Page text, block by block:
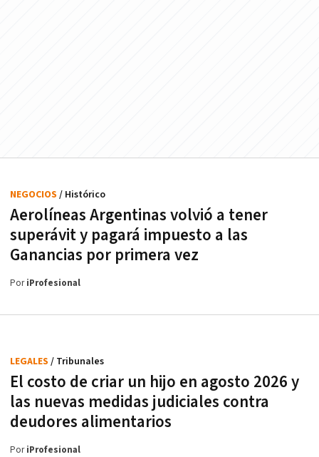
Aerolíneas Argentinas volvió a tener
superávit y pagará impuesto a las
Ganancias por primera vez
NEGOCIOS / Histórico
PoriProfesional
El costo de criar un hijo en agosto 2026 y
las nuevas medidas judiciales contra
deudores alimentarios
LEGALES / Tribunales
PoriProfesional